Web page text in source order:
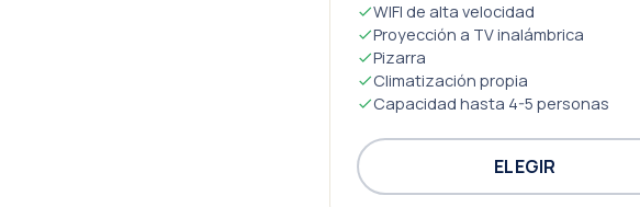
WIFI de alta velocidad
Proyección a TV inalámbrica
Pizarra
Climatización propia
Capacidad hasta 4-5 personas
ELEGIR